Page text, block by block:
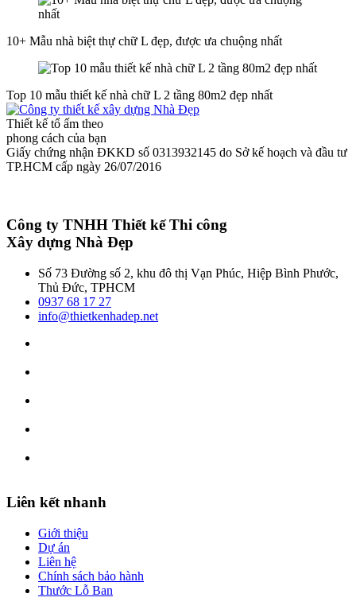
10+ Mẫu nhà biệt thự chữ L đẹp, được ưa chuộng nhất
Top 10 mẫu thiết kế nhà chữ L 2 tầng 80m2 đẹp nhất
Thiết kế tổ ấm theo
phong cách của bạn
Giấy chứng nhận ĐKKD số 0313932145 do Sở kế hoạch và đầu tư
TP.HCM cấp ngày 26/07/2016
Công ty TNHH Thiết kế Thi công
Xây dựng Nhà Đẹp
Số 73 Đường số 2, khu đô thị Vạn Phúc, Hiệp Bình Phước,
Thủ Đức, TPHCM
0937 68 17 27
info@thietkenhadep.net
Liên kết nhanh
Giới thiệu
Dự án
Liên hệ
Chính sách bảo hành
Thước Lỗ Ban